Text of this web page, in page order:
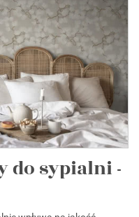
do sypialni -